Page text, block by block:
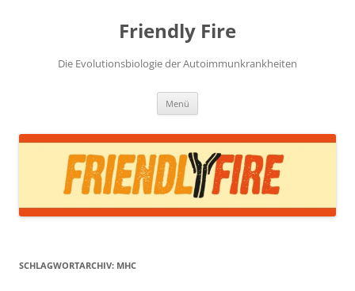
Friendly Fire
Die Evolutionsbiologie der Autoimmunkrankheiten
Menü
SCHLAGWORTARCHIV: MHC